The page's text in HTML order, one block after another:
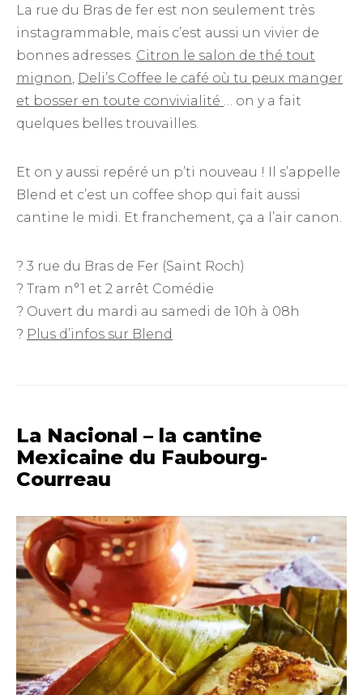
La rue du Bras de fer est non seulement très
instagrammable, mais c’est aussi un vivier de
bonnes adresses. Citron le salon de thé tout
mignon, Deli’s Coffee le café où tu peux manger
et bosser en toute convivialité … on y a fait
quelques belles trouvailles.
Et on y aussi repéré un p’ti nouveau ! Il s’appelle
Blend et c’est un coffee shop qui fait aussi
cantine le midi. Et franchement, ça a l’air canon.
? 3 rue du Bras de Fer (Saint Roch)
? Tram n°1 et 2 arrêt Comédie
? Ouvert du mardi au samedi de 10h à 08h
? Plus d’infos sur Blend
La Nacional – la cantine
Mexicaine du Faubourg-
Courreau